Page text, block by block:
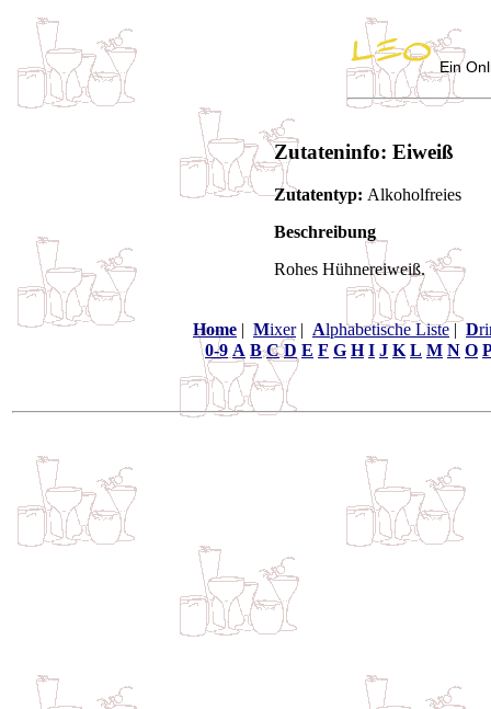
Ein
Zutateninfo: Eiweiß
Zutatentyp: Alkoholfreies
Beschreibung
Rohes Hühnereiweiß.
Home | Mixer| Alphabetische Liste | D
0-9 A B C D E F G H I J K L M N O